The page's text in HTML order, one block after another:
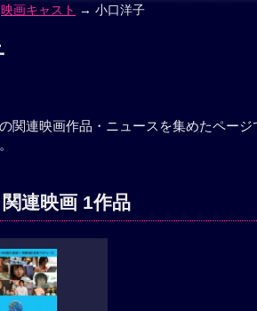
映画キャスト → 小口洋子
関連映画作品・ニュースを集めたペー
連映画 1作品